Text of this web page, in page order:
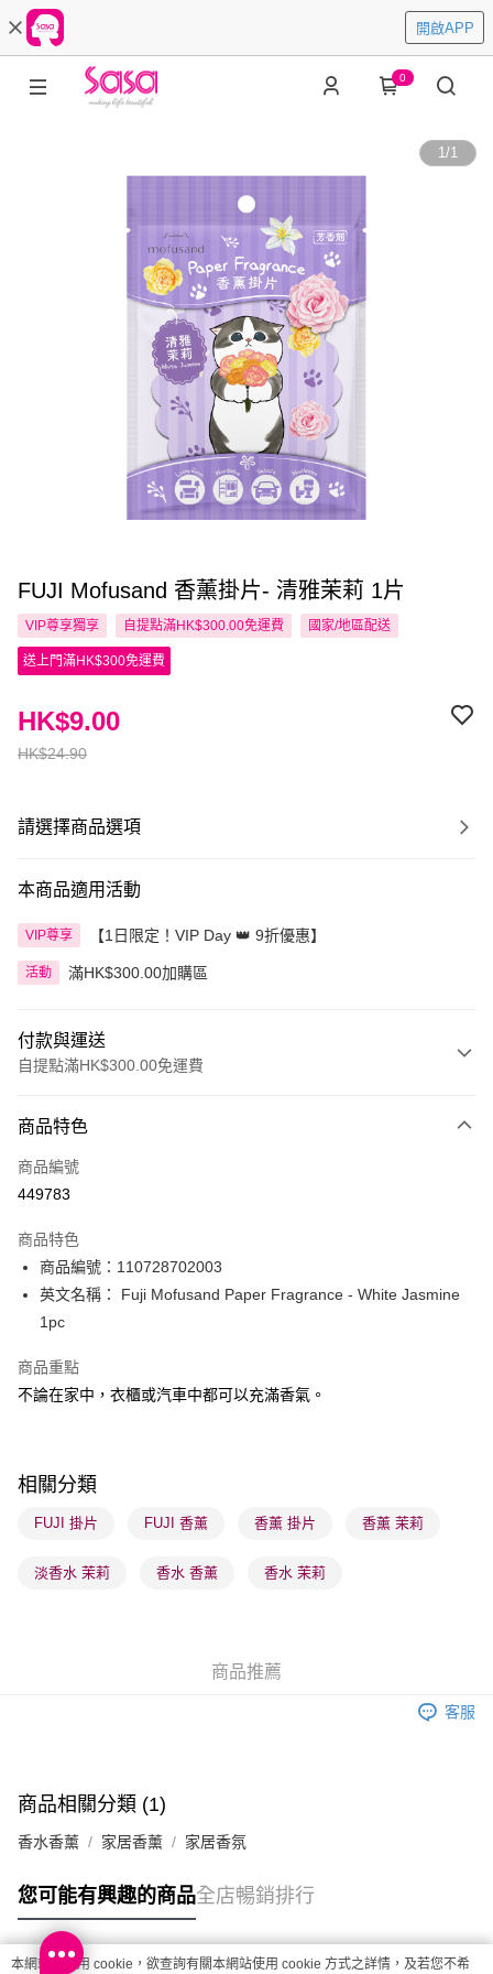
開啟APP
0
1/1
FUJI Mofusand 香薰掛片- 清雅茉莉 1片
VIP尊享獨享 自提點滿HK$300.00免運費 國家/地區配送
送上門滿HK$300免運費
HK$24.90
HK$9.00
請選擇商品選項
本商品適用活動
VIP尊享 【1日限定！VIP Day 👑 9折優惠】
活動 滿HK$300.00加購區
付款與運送
自提點滿HK$300.00免運費
信用卡
Apple Pay
PayMe
WeChat Pay
送貨方式
每筆HK$65.00，滿HK$300.00或以上免運費
確認發貨後1-3 工作天送達，訂單將隨機分配至SF順豐速運或京東
(香港門市) 只顯示可選門市。確認發貨後2-5個工作天到店，3天內
取。逾期會取消訂單，並不會安排重寄
商品特色
商品編號
449783
商品特色
商品編號：110728702003
英文名稱： Fuji Mofusand Paper Fragrance - White Jasmine
1pc
商品重點
不論在家中，衣櫃或汽車中都可以充滿香氣。
相關分類
FUJI 掛片 FUJI 香薰 香薰 掛片 香薰 茉莉
淡香水 茉莉 香水 香薰 香水 茉莉
商品推薦
客服
商品相關分類 (1)
香水香薰 家居香薰 家居香氛
您可能有興趣的商品全店暢銷排行
本網站中使用 cookie，欲查詢有關本網站使用 cookie 方式之詳情，及若您不希